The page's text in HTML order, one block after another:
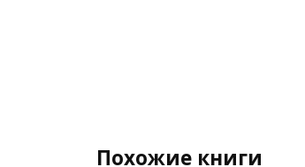
Похожие книги